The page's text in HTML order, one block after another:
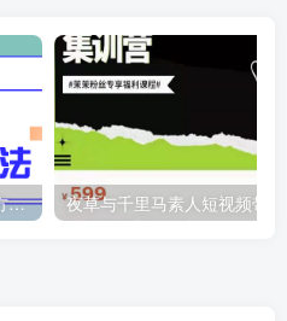
最新抖音影视号被评级申诉方法视频教程